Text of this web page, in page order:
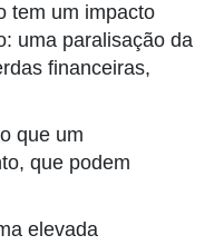
tem um impacto
uma paralisação da
financeiras,
que um
que podem
elevada